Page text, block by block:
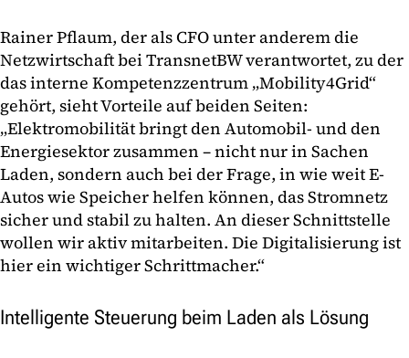
Rainer Pflaum, der als CFO unter anderem die
Netzwirtschaft bei TransnetBW verantwortet, zu der
das interne Kompetenzzentrum „Mobility4Grid“
gehört, sieht Vorteile auf beiden Seiten:
„Elektromobilität bringt den Automobil- und den
Energiesektor zusammen – nicht nur in Sachen
Laden, sondern auch bei der Frage, in wie weit E-
Autos wie Speicher helfen können, das Stromnetz
sicher und stabil zu halten. An dieser Schnittstelle
wollen wir aktiv mitarbeiten. Die Digitalisierung ist
hier ein wichtiger Schrittmacher.“
Intelligente Steuerung beim Laden als Lösung